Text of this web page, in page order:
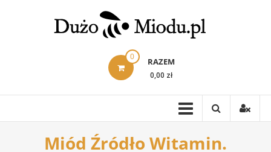
0 RAZEM
0,00 zł
Miód Źródło Witamin.